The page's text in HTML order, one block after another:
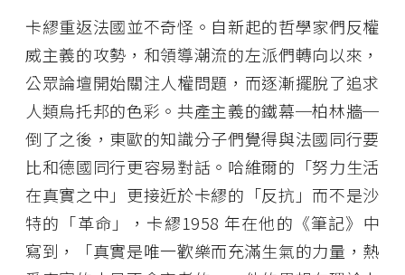
卡繆重返法國並不奇怪。自新起的哲學家們反權
威主義的攻勢，和領導潮流的左派們轉向以來，
公眾論壇開始關注人權問題，而逐漸擺脫了追求
人類烏托邦的色彩。共產主義的鐵幕─柏林牆─
倒了之後，東歐的知識分子們覺得與法國同行要
比和德國同行更容易對話。哈維爾的「努力生活
在真實之中」更接近於卡繆的「反抗」而不是沙
特的「革命」，卡繆1958 年在他的《筆記》中
寫到，「真實是唯一歡樂而充滿生氣的力量，熱